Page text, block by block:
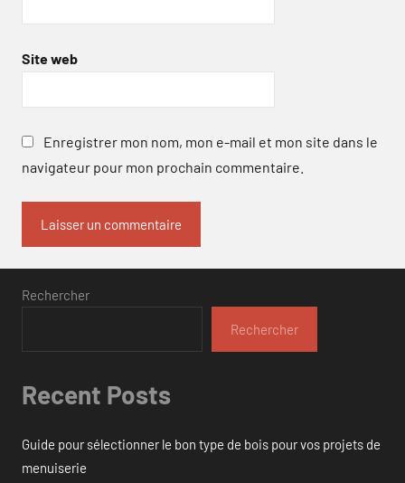
Site web
Enregistrer mon nom, mon e-mail et mon site dans le
navigateur pour mon prochain commentaire.
Rechercher
Rechercher
Recent Posts
Guide pour sélectionner le bon type de bois pour vos projets de
menuiserie